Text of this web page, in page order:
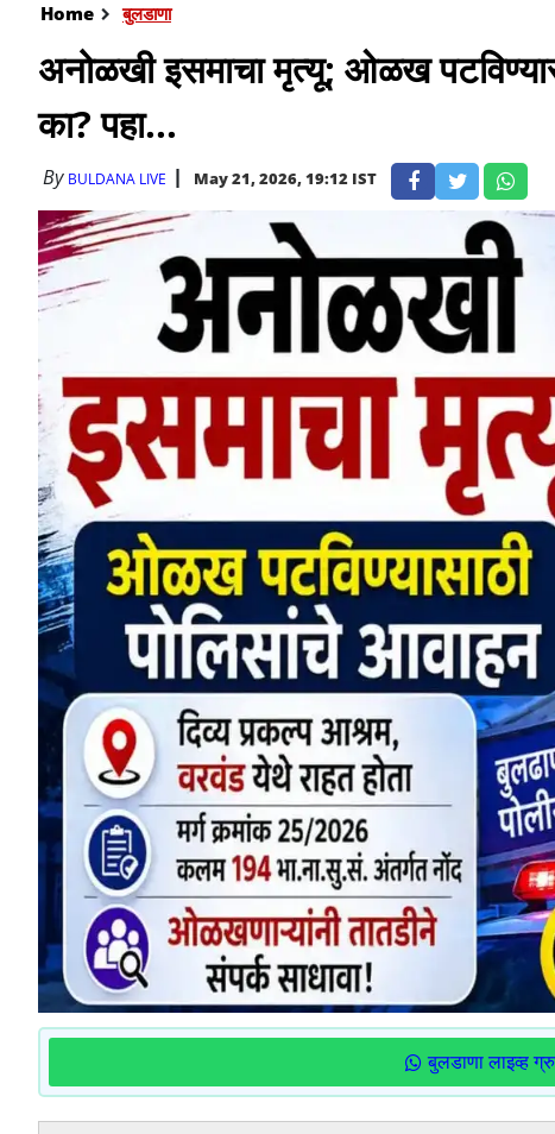
Home बुलडाणा
अनोळखी इसमाचा मृत्यू; ओळख
का? पहा...
By BULDANA LIVE May 21, 2026, 19:12 IST
बुलडाणा लाइव्ह